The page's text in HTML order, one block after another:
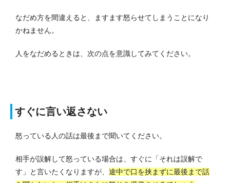
なだめ方を間違えると、ますます怒らせてしまうことになり
かねません。
人をなだめるときは、次の点を意識してみてください。
すぐに言い返さない
怒っている人の話は最後まで聞いてください。
相手が誤解して怒っている場合は、すぐに「それは誤解で
す」と言いたくなりますが、 途中で口を挟まずに最後まで話